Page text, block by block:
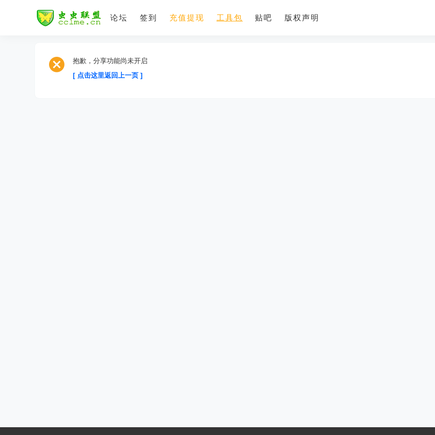
论坛 签到 充值提现 工具包 贴吧 版权声明
抱歉，分享功能尚未开启
[ 点击这里返回上一页 ]